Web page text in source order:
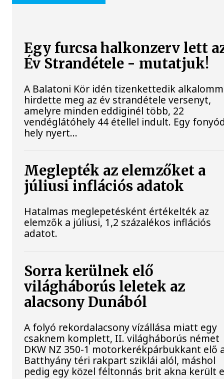
Egy furcsa halkonzerv lett
Év Strandétele - mutatjuk!
A Balatoni Kör idén tizenkettedik
hirdette meg az év strandétele versenyt,
amelyre minden eddiginél több, 22
vendéglátóhely 44 étellel indult. Egy
hely nyert...
Meglepték az elemzőket a
júliusi inflációs adatok
Hatalmas meglepetésként értékelték az
elemzők a júliusi, 1,2 százalékos inflációs
adatot.
Sorra kerülnek elő
világháborús leletek az
alacsony Dunából
A folyó rekordalacsony vízállása miatt egy
csaknem komplett, II. világháborús német
DKW NZ 350-1 motorkerékpárbukkant elő
Batthyány téri rakpart sziklái alól, máshol
pedig egy közel féltonnás brit akna került